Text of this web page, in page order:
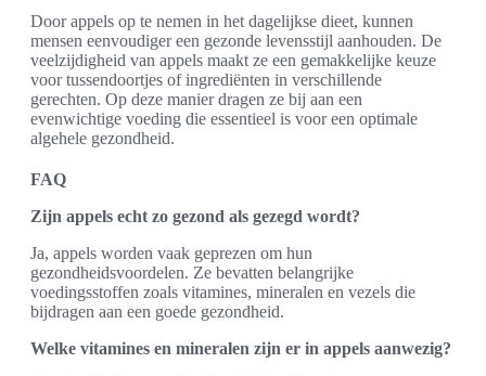
Door appels op te nemen in het dagelijkse dieet, kunnen
mensen eenvoudiger een gezonde levensstijl aanhouden. De
veelzijdigheid van appels maakt ze een gemakkelijke keuze
voor tussendoortjes of ingrediënten in verschillende
gerechten. Op deze manier dragen ze bij aan een
evenwichtige voeding die essentieel is voor een optimale
algehele gezondheid.
FAQ
Zijn appels echt zo gezond als gezegd wordt?
Ja, appels worden vaak geprezen om hun
gezondheidsvoordelen. Ze bevatten belangrijke
voedingsstoffen zoals vitamines, mineralen en vezels die
bijdragen aan een goede gezondheid.
Welke vitamines en mineralen zijn er in appels aanwezig?